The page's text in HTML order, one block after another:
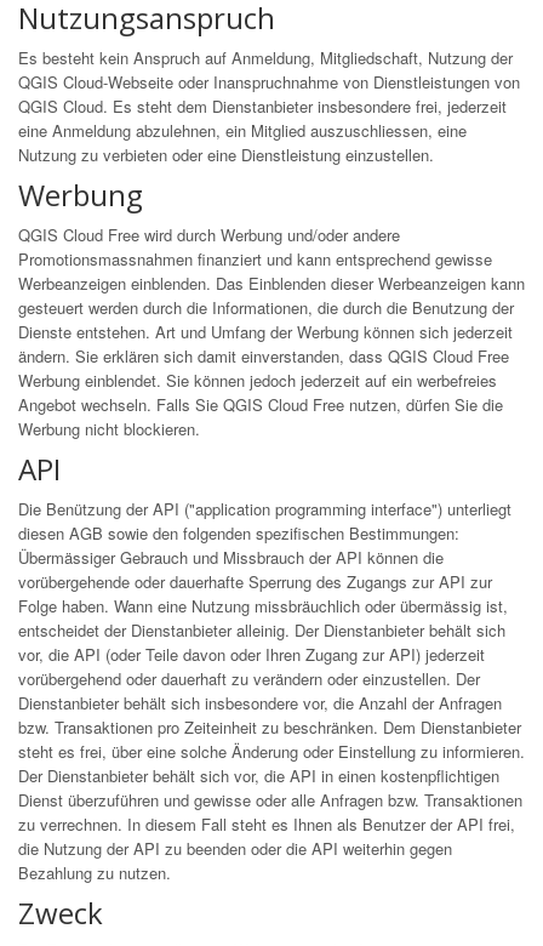
Nutzungsanspruch
Es besteht kein Anspruch auf Anmeldung, Mitgliedschaft, Nutzung der
QGIS Cloud-Webseite oder Inanspruchnahme von Dienstleistungen von
QGIS Cloud. Es steht dem Dienstanbieter insbesondere frei, jederzeit
eine Anmeldung abzulehnen, ein Mitglied auszuschliessen, eine
Nutzung zu verbieten oder eine Dienstleistung einzustellen.
Werbung
QGIS Cloud Free wird durch Werbung und/oder andere
Promotionsmassnahmen finanziert und kann entsprechend gewisse
Werbeanzeigen einblenden. Das Einblenden dieser Werbeanzeigen kann
gesteuert werden durch die Informationen, die durch die Benutzung der
Dienste entstehen. Art und Umfang der Werbung können sich jederzeit
ändern. Sie erklären sich damit einverstanden, dass QGIS Cloud Free
Werbung einblendet. Sie können jedoch jederzeit auf ein werbefreies
Angebot wechseln. Falls Sie QGIS Cloud Free nutzen, dürfen Sie die
Werbung nicht blockieren.
API
Die Benützung der API ("application programming interface") unterliegt
diesen AGB sowie den folgenden spezifischen Bestimmungen:
Übermässiger Gebrauch und Missbrauch der API können die
vorübergehende oder dauerhafte Sperrung des Zugangs zur API zur
Folge haben. Wann eine Nutzung missbräuchlich oder übermässig ist,
entscheidet der Dienstanbieter alleinig. Der Dienstanbieter behält sich
vor, die API (oder Teile davon oder Ihren Zugang zur API) jederzeit
vorübergehend oder dauerhaft zu verändern oder einzustellen. Der
Dienstanbieter behält sich insbesondere vor, die Anzahl der Anfragen
bzw. Transaktionen pro Zeiteinheit zu beschränken. Dem Dienstanbieter
steht es frei, über eine solche Änderung oder Einstellung zu informieren.
Der Dienstanbieter behält sich vor, die API in einen kostenpflichtigen
Dienst überzuführen und gewisse oder alle Anfragen bzw. Transaktionen
zu verrechnen. In diesem Fall steht es Ihnen als Benutzer der API frei,
die Nutzung der API zu beenden oder die API weiterhin gegen
Bezahlung zu nutzen.
Zweck